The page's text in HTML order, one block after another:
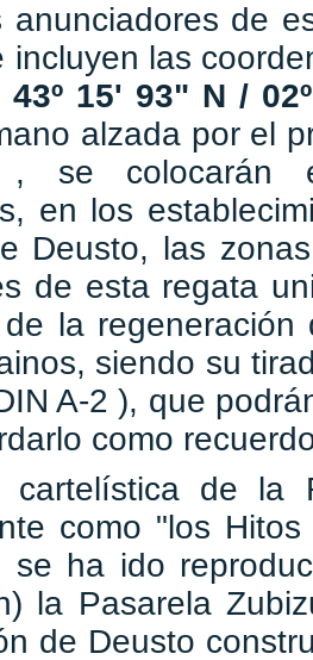
anunciadores de
incluyen las
43º 15' 93" N /
alzada por el
, se colocarán
en los
Deusto, las
de esta regata
la
siendo su
A-2 ), que
como
de la
como "los
se ha ido
la Pasarela
de Deusto